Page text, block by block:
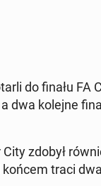
do finału
dwa kolejne
zdobył
traci